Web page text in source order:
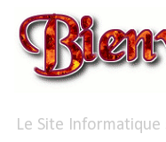
Le Site